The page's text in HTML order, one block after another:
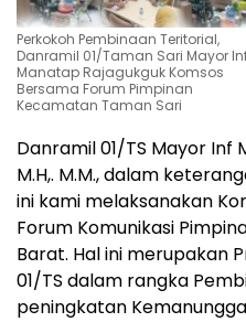
Perkokoh Pembinaan Teritorial,
Danramil 01/Taman Sari Mayor
Manatap Rajagukguk Komsos
Bersama Forum Pimpinan
Kecamatan Taman Sari
Danramil 01/TS Mayor Inf
M.H,. M.M., dalam
ini kami melaksanakan
Forum Komunikasi
Barat. Hal ini merupakan
01/TS dalam rangka
peningkatan